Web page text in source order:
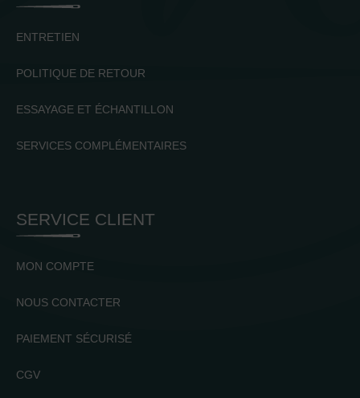
ENTRETIEN
POLITIQUE DE RETOUR
ESSAYAGE ET ÉCHANTILLON
SERVICES COMPLÉMENTAIRES
SERVICE CLIENT
MON COMPTE
NOUS CONTACTER
PAIEMENT SÉCURISÉ
CGV